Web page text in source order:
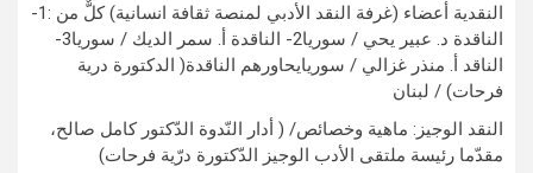
النقدية أعضاء (غرفة النقد الأدبي لمنصة ثقافة انسانية) كلٌّ من :1-
الناقدة د. عبير يحي / سوريا2- الناقدة أ. سمر الديك / سوريا3-
الناقد أ. منذر غزالي / سوريايحاورهم الناقدة( الدكتورة درية
فرحات) / لبنان
النقد الوجيز: ماهية وخصائص/ ( أدار النّدوة الدّكتور كامل صالح،
مقدّما رئيسة ملتقى الأدب الوجيز الدّكتورة درّية فرحات)